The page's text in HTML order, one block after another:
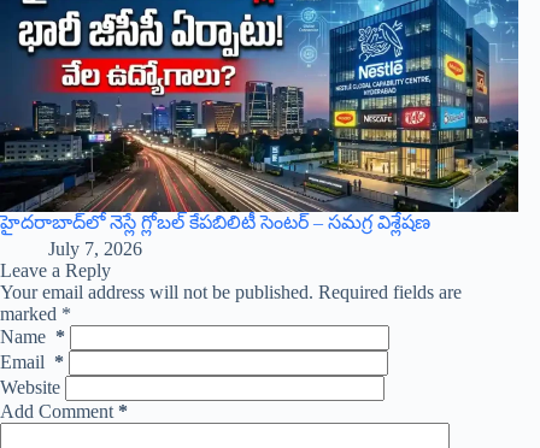
హైదరాబాద్‌లో నెస్లే గ్లోబల్ కేపబిలిటీ సెంటర్ – సమగ్ర విశ్లేషణ
July 7, 2026
Leave a Reply
Your email address will not be published. Required fields are
marked *
Name *
Email *
Website
Add Comment *